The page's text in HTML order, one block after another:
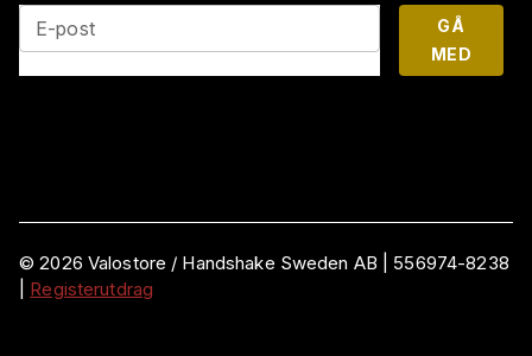
E-post
GÅ
MED
©2026 Valostore / Handshake Sweden AB
556974-8238
Registerutdrag